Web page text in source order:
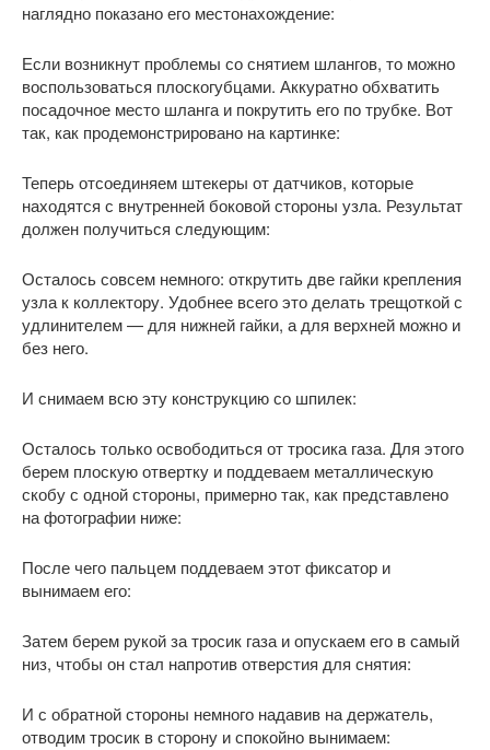
наглядно показано его местонахождение:
Если возникнут проблемы со снятием шлангов, то можно
воспользоваться плоскогубцами. Аккуратно обхватить
посадочное место шланга и покрутить его по трубке. Вот
так, как продемонстрировано на картинке:
Теперь отсоединяем штекеры от датчиков, которые
находятся с внутренней боковой стороны узла. Результат
должен получиться следующим:
Осталось совсем немного: открутить две гайки крепления
узла к коллектору. Удобнее всего это делать трещоткой с
удлинителем — для нижней гайки, а для верхней можно и
без него.
И снимаем всю эту конструкцию со шпилек:
Осталось только освободиться от тросика газа. Для этого
берем плоскую отвертку и поддеваем металлическую
скобу с одной стороны, примерно так, как представлено
на фотографии ниже:
После чего пальцем поддеваем этот фиксатор и
вынимаем его:
Затем берем рукой за тросик газа и опускаем его в самый
низ, чтобы он стал напротив отверстия для снятия:
И с обратной стороны немного надавив на держатель,
отводим тросик в сторону и спокойно вынимаем: